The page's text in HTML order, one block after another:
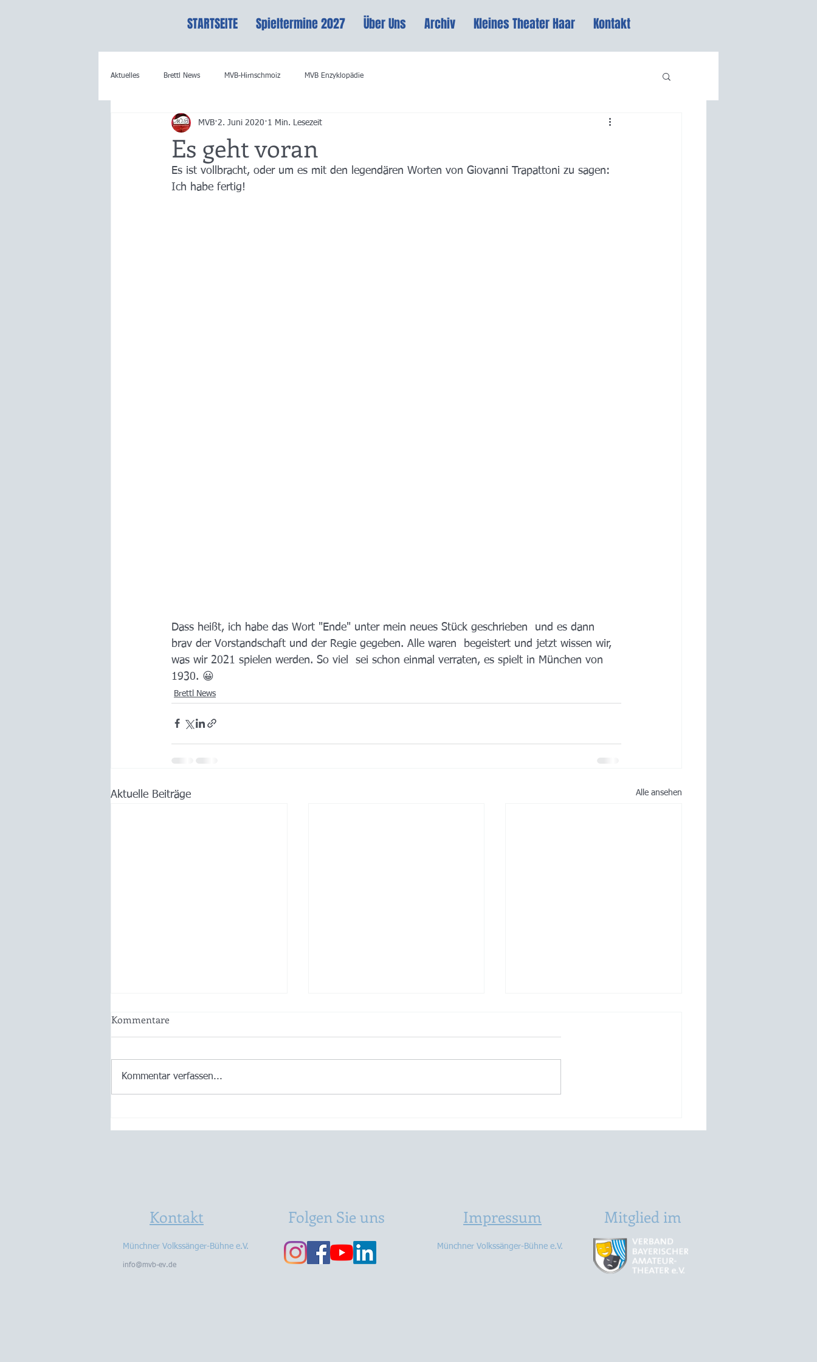
STARTSEITE Spieltermine 2027 Über Uns Archiv Kleines Theater Haar Kontakt
Aktuelles Brettl News MVB-Hirnschmoiz MVB Enzyklopädie
Es geht voran
MVB 2. Juni 2020 1 Min. Lesezeit
Es ist vollbracht, oder um es mit den legendären Worten von Giovanni Trapattoni zu sagen:
Ich habe fertig!
Dass heißt, ich habe das Wort "Ende" unter mein neues Stück geschrieben  und es dann
brav der Vorstandschaft und der Regie gegeben. Alle waren  begeistert und jetzt wissen wir,
was wir 2021 spielen werden. So viel  sei schon einmal verraten, es spielt in München von
1930. 😀
Brettl News
Aktuelle Beiträge Alle ansehen
Cooler Abend mit unserem
macht eigentlich……Walter
Schod is, dass wahr is!
Kommentare
Kommentar verfassen...
Kontakt
Münchner Volkssänger-Bühne e.V.
info@mvb-ev.de
Folgen Sie uns Impressum
Münchner Volkssänger-Bühne e.V.
Mitglied im